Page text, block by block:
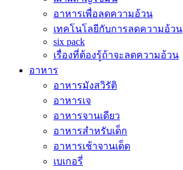
อาหารเพื่อลดความอ้วน
เทคโนโลยีกับการลดความอ้วน
six pack
เรื่องที่ต้องรู้ถ้าจะลดความอ้วน
อาหาร
อาหารมังสวิรัติ
อาหารเจ
อาหารจานเดียว
อาหารสำหรับเด็ก
อาหารเช้าจานเด็ด
เบเกอรี่